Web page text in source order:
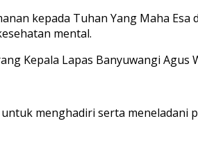
kepada Tuhan Yang Maha
mental.
Kepala Lapas Banyuwangi Agus
menghadiri serta